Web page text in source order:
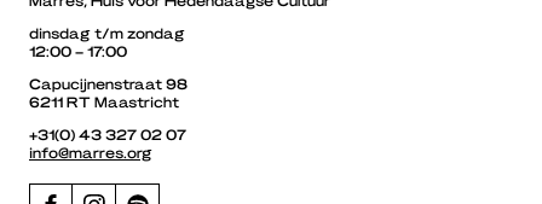
dinsdag t/m zondag
12:00 – 17:00
Capucijnenstraat 98
6211 RT Maastricht
+31(0) 43 327 02 07
info@marres.org